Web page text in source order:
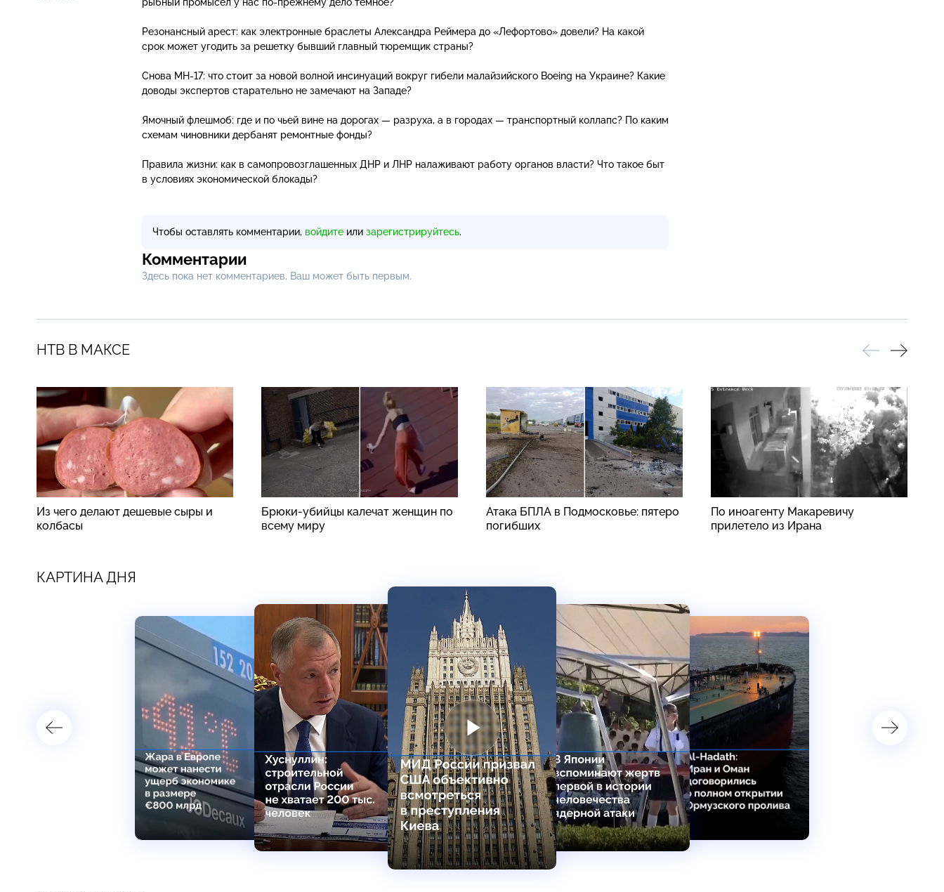
Резонансный арест: как электронные браслеты Александра Реймера до «Лефортово» довели? На какой
срок может угодить за решетку бывший главный тюремщик страны?
Снова MH-17: что стоит за новой волной инсинуаций вокруг гибели малайзийского Boeing на Украине? Какие
доводы экспертов старательно не замечают на Западе?
Ямочный флешмоб: где и по чьей вине на дорогах — разруха, а в городах — транспортный коллапс? По каким
схемам чиновники дербанят ремонтные фонды?
Правила жизни: как в самопровозглашенных ДНР и ЛНР налаживают работу органов власти? Что такое быт
в условиях экономической блокады?
Чтобы оставлять комментарии, войдите или зарегистрируйтесь.
Комментарии
Здесь пока нет комментариев, Ваш может быть первым.
НТВ В МАКСЕ
Из чего делают дешевые сыры и
колбасы
Брюки-убийцы калечат женщин по
всему миру
Атака БПЛА в Подмосковье: пятеро
погибших
По иноагенту Макаревичу
прилетело из Ирана
КАРТИНА ДНЯ